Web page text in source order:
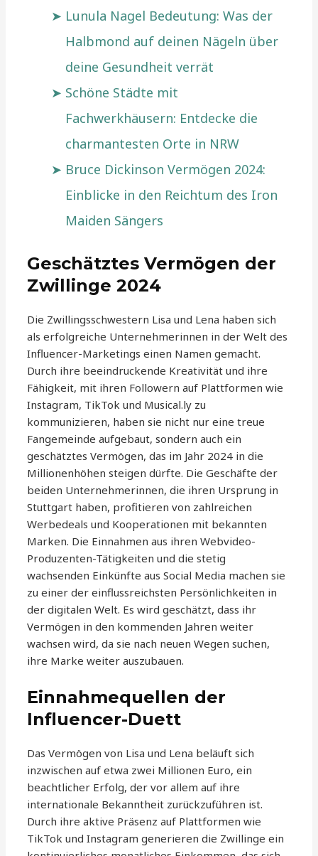
Lunula Nagel Bedeutung: Was der
Halbmond auf deinen Nägeln über
deine Gesundheit verrät
Schöne Städte mit
Fachwerkhäusern: Entdecke die
charmantesten Orte in NRW
Bruce Dickinson Vermögen 2024:
Einblicke in den Reichtum des Iron
Maiden Sängers
Geschätztes Vermögen der
Zwillinge 2024
Die Zwillingsschwestern Lisa und Lena haben sich
als erfolgreiche Unternehmerinnen in der Welt des
Influencer-Marketings einen Namen gemacht.
Durch ihre beeindruckende Kreativität und ihre
Fähigkeit, mit ihren Followern auf Plattformen wie
Instagram, TikTok und Musical.ly zu
kommunizieren, haben sie nicht nur eine treue
Fangemeinde aufgebaut, sondern auch ein
geschätztes Vermögen, das im Jahr 2024 in die
Millionenhöhen steigen dürfte. Die Geschäfte der
beiden Unternehmerinnen, die ihren Ursprung in
Stuttgart haben, profitieren von zahlreichen
Werbedeals und Kooperationen mit bekannten
Marken. Die Einnahmen aus ihren Webvideo-
Produzenten-Tätigkeiten und die stetig
wachsenden Einkünfte aus Social Media machen sie
zu einer der einflussreichsten Persönlichkeiten in
der digitalen Welt. Es wird geschätzt, dass ihr
Vermögen in den kommenden Jahren weiter
wachsen wird, da sie nach neuen Wegen suchen,
ihre Marke weiter auszubauen.
Einnahmequellen der
Influencer-Duett
Das Vermögen von Lisa und Lena beläuft sich
inzwischen auf etwa zwei Millionen Euro, ein
beachtlicher Erfolg, der vor allem auf ihre
internationale Bekanntheit zurückzuführen ist.
Durch ihre aktive Präsenz auf Plattformen wie
TikTok und Instagram generieren die Zwillinge ein